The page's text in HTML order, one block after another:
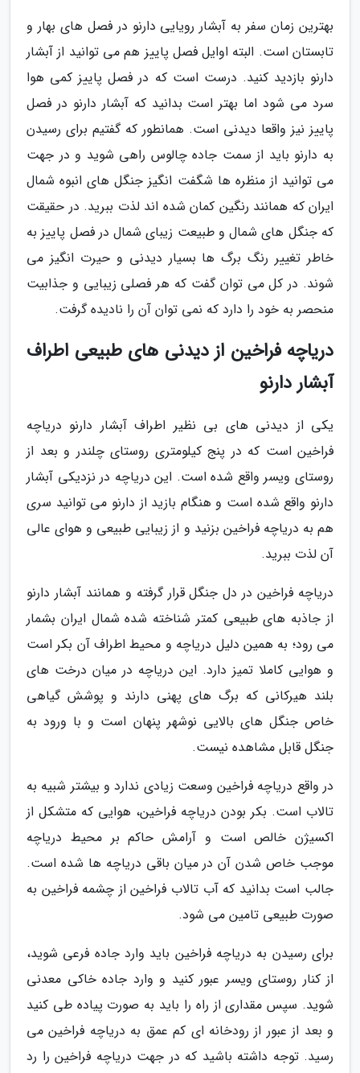
بهترین زمان سفر به آبشار رویایی دارنو در فصل های بهار و
تابستان است. البته اوایل فصل پاییز هم می توانید از آبشار
دارنو بازدید کنید. درست است که در فصل پاییز کمی هوا
سرد می شود اما بهتر است بدانید که آبشار دارنو در فصل
پاییز نیز واقعا دیدنی است. همانطور که گفتیم برای رسیدن
به دارنو باید از سمت جاده چالوس راهی شوید و در جهت
می توانید از منظره ها شگفت انگیز جنگل های انبوه شمال
ایران که همانند رنگین کمان شده اند لذت ببرید. در حقیقت
که جنگل های شمال و طبیعت زیبای شمال در فصل پاییز به
خاطر تغییر رنگ برگ ها بسیار دیدنی و حیرت انگیز می
شوند. در کل می توان گفت که هر فصلی زیبایی و جذابیت
منحصر به خود را دارد که نمی توان آن را نادیده گرفت.
دریاچه فراخین از دیدنی های طبیعی اطراف
آبشار دارنو
یکی از دیدنی های بی نظیر اطراف آبشار دارنو دریاچه
فراخین است که در پنج کیلومتری روستای چلندر و بعد از
روستای ویسر واقع شده است. این دریاچه در نزدیکی آبشار
دارنو واقع شده است و هنگام بازید از دارنو می توانید سری
هم به دریاچه فراخین بزنید و از زیبایی طبیعی و هوای عالی
آن لذت ببرید.
دریاچه فراخین در دل جنگل قرار گرفته و همانند آبشار دارنو
از جاذبه های طبیعی کمتر شناخته شده شمال ایران بشمار
می رود؛ به همین دلیل دریاچه و محیط اطراف آن بکر است
و هوایی کاملا تمیز دارد. این دریاچه در میان درخت های
بلند هیرکانی که برگ های پهنی دارند و پوشش گیاهی
خاص جنگل های بالایی نوشهر پنهان است و با ورود به
جنگل قابل مشاهده نیست.
در واقع دریاچه فراخین وسعت زیادی ندارد و بیشتر شبیه به
تالاب است. بکر بودن دریاچه فراخین، هوایی که متشکل از
اکسیژن خالص است و آرامش حاکم بر محیط دریاچه
موجب خاص شدن آن در میان باقی دریاچه ها شده است.
جالب است بدانید که آب تالاب فراخین از چشمه فراخین به
صورت طبیعی تامین می شود.
برای رسیدن به دریاچه فراخین باید وارد جاده فرعی شوید،
از کنار روستای ویسر عبور کنید و وارد جاده خاکی معدنی
شوید. سپس مقداری از راه را باید به صورت پیاده طی کنید
و بعد از عبور از رودخانه ای کم عمق به دریاچه فراخین می
رسید. توجه داشته باشید که در جهت دریاچه فراخین را رد